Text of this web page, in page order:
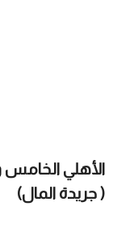
الأهلي الخامس
( جريدة المال)